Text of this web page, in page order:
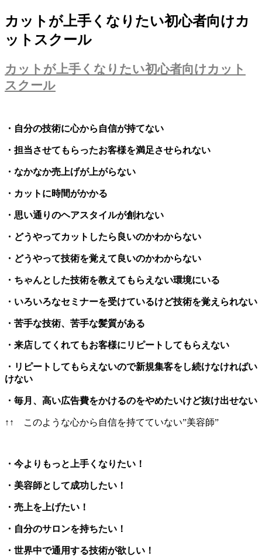
カットが上手くなりたい初心者向けカ
ットスクール
カットが上手くなりたい初心者向けカット
スクール
・自分の技術に心から自信が持てない
・担当させてもらったお客様を満足させられない
・なかなか売上げが上がらない
・カットに時間がかかる
・思い通りのヘアスタイルが創れない
・どうやってカットしたら良いのかわからない
・どうやって技術を覚えて良いのかわからない
・ちゃんとした技術を教えてもらえない環境にいる
・いろいろなセミナーを受けているけど技術を覚えられない
・苦手な技術、苦手な髪質がある
・来店してくれてもお客様にリピートしてもらえない
・リピートしてもらえないので新規集客をし続けなければい
けない
・毎月、高い広告費をかけるのをやめたいけど抜け出せない
↑↑ このような心から自信を持てていない”美容師”
・今よりもっと上手くなりたい！
・美容師として成功したい！
・売上を上げたい！
・自分のサロンを持ちたい！
・世界中で通用する技術が欲しい！